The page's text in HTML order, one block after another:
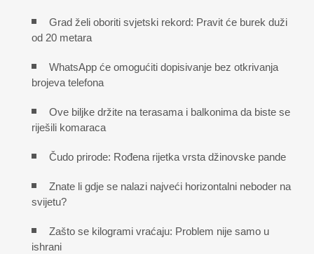
Grad želi oboriti svjetski rekord: Pravit će burek duži
od 20 metara
WhatsApp će omogućiti dopisivanje bez otkrivanja
brojeva telefona
Ove biljke držite na terasama i balkonima da biste se
riješili komaraca
Čudo prirode: Rođena rijetka vrsta džinovske pande
Znate li gdje se nalazi najveći horizontalni neboder na
svijetu?
Zašto se kilogrami vraćaju: Problem nije samo u
ishrani